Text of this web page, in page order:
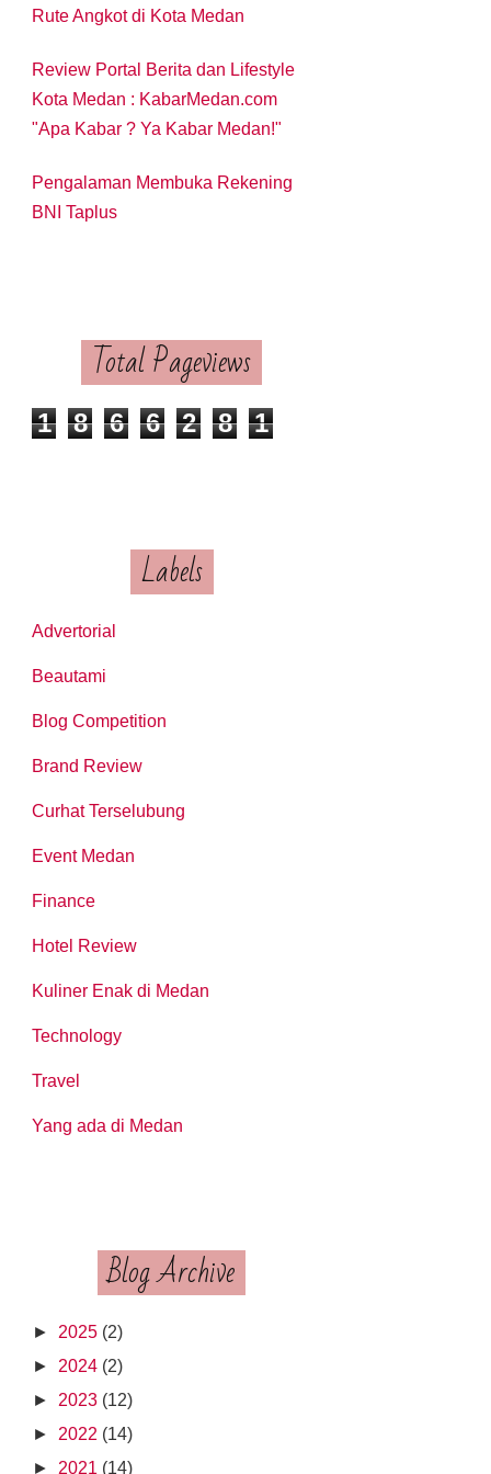
Rute Angkot di Kota Medan
Review Portal Berita dan Lifestyle
Kota Medan : KabarMedan.com
"Apa Kabar ? Ya Kabar Medan!"
Pengalaman Membuka Rekening
BNI Taplus
Total Pageviews
1 8 6 6 2 8 1
Labels
Advertorial
Beautami
Blog Competition
Brand Review
Curhat Terselubung
Event Medan
Finance
Hotel Review
Kuliner Enak di Medan
Technology
Travel
Yang ada di Medan
Blog Archive
► 2025 (2)
► 2024 (2)
► 2023 (12)
► 2022 (14)
► 2021 (14)